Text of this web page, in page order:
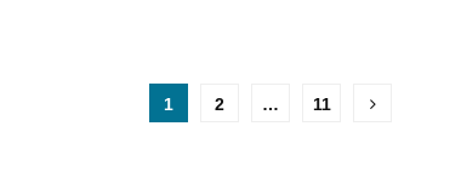
P
1 2 … 11